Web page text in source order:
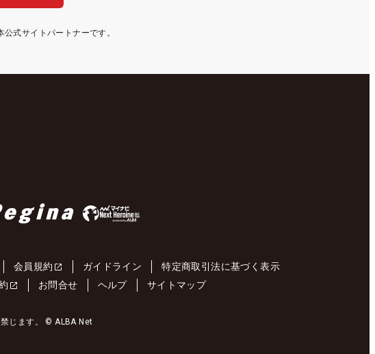
式サイトパートナーです。
会員規約 ガイドライン
特定商取引法に基づく表示
お問合せ ヘルプ サイトマップ
じます。 © ALBA Net